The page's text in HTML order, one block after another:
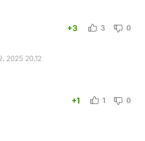
+3 3 0
2025 20.12
+1 1 0